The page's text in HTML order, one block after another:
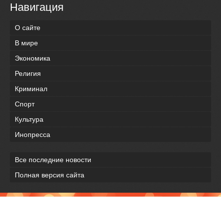
Навигация
О сайте
В мире
Экономика
Религия
Криминал
Спорт
Культура
Инопресса
Все последние новости
Полная версия сайта